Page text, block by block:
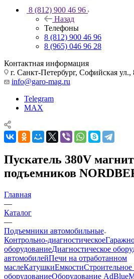
8 (812) 900 46 96
Назад
Телефоны
8 (812) 900 46 96
8 (965) 046 96 28
Контактная информация
г. Санкт-Петербург, Софийская ул.,
info@garo-mag.ru
Telegram
MAX
Пускатель 380V
подъемников
Главная
—
Каталог
—
Подъемники автомобильные
Контрольно-диагностическое
оборудованиеДиагностическое
автомобилейПечи на отработанном
маслеКатушкиЕмкости
оборудованиеОборудование AdBlue